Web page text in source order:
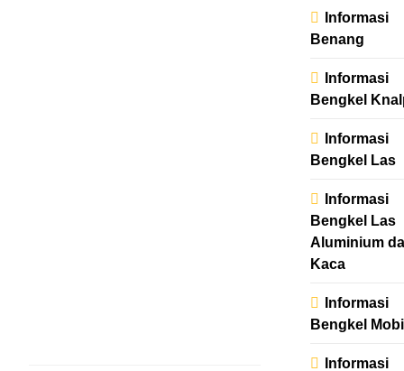
admin
1 tahun
STROKEGERD
1 &
GINJALDAN
Hubungi Pak
Direktur) Email :
Letak Alamat…
Read More
Informasi
Benang
Informasi
Bengkel
Informasi
Bengkel Las
Informasi
Bengkel Las
Aluminium
Kaca
Informasi
Bengkel
Informasi